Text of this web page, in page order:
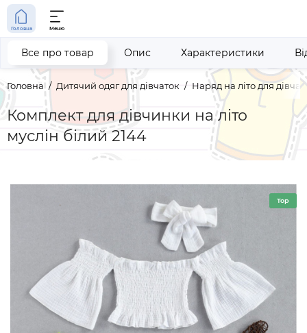
Головна Меню
Головна Дитячий одяг для дівчаток Наряд на літо для
Комплект для дівчинки на літо
муслін білий 2144
Все про товар Опис Характеристики
Top